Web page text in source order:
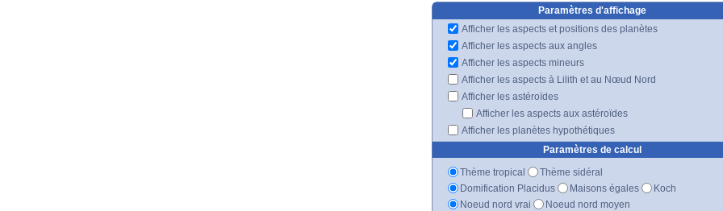
Paramètres d'affichage
Afficher les aspects et positions des planètes
Afficher les aspects aux angles
Afficher les aspects mineurs
Afficher les aspects à Lilith et au Nœud Nord
Afficher les astéroïdes
Afficher les aspects aux astéroïdes
Afficher les planètes hypothétiques
Paramètres de calcul
Thème tropical
Thème sidéral
Domification Placidus
Maisons égales
Koch
Noeud nord vrai
Noeud nord moyen